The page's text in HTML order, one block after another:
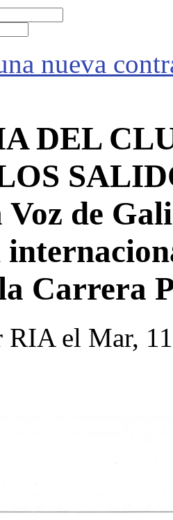
nueva
DEL
de
Carrera
RIAel Mar,